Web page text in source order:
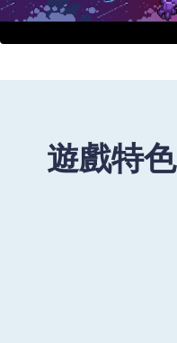
遊戲特色